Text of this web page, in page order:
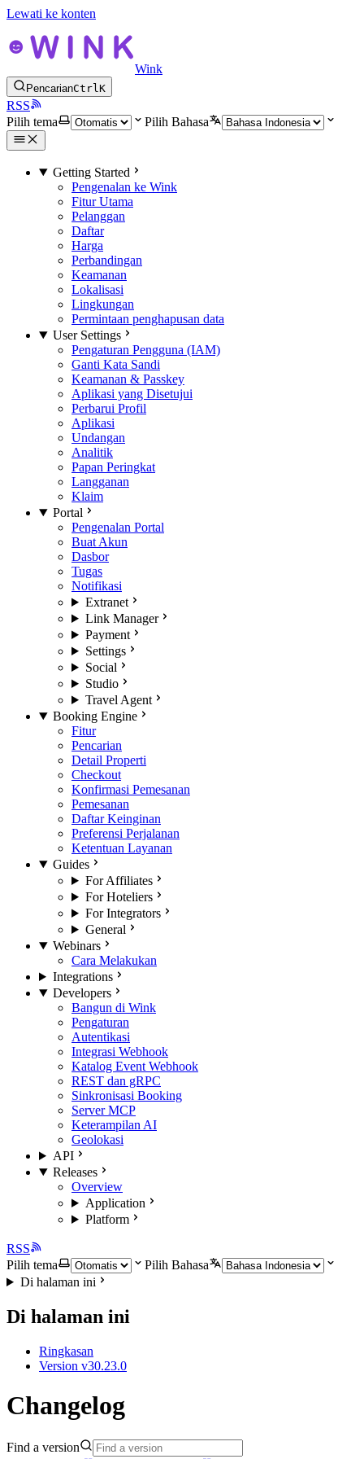
Lewati ke konten
Wink
PencarianCtrlK
RSS
Pilih tema
Pilih Bahasa
Getting Started
Pengenalan ke Wink
Fitur Utama
Pelanggan
Daftar
Harga
Perbandingan
Keamanan
Lokalisasi
Lingkungan
Permintaan penghapusan data
User Settings
Pengaturan Pengguna (IAM)
Ganti Kata Sandi
Keamanan & Passkey
Aplikasi yang Disetujui
Perbarui Profil
Aplikasi
Undangan
Analitik
Papan Peringkat
Langganan
Klaim
Portal
Pengenalan Portal
Buat Akun
Dasbor
Tugas
Notifikasi
Extranet
Link Manager
Payment
Settings
Social
Studio
Travel Agent
Booking Engine
Fitur
Pencarian
Detail Properti
Checkout
Konfirmasi Pemesanan
Pemesanan
Daftar Keinginan
Preferensi Perjalanan
Ketentuan Layanan
Guides
For Affiliates
For Hoteliers
For Integrators
General
Webinars
Cara Melakukan
Integrations
Developers
Bangun di Wink
Pengaturan
Autentikasi
Integrasi Webhook
Katalog Event Webhook
REST dan gRPC
Sinkronisasi Booking
Server MCP
Keterampilan AI
Geolokasi
API
Releases
Overview
Application
Platform
RSS
Pilih tema
Pilih Bahasa
Di halaman ini
Di halaman ini
Ringkasan
Version v30.23.0
Changelog
Find a version